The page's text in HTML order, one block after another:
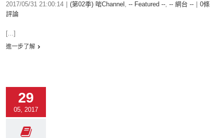
2017/05/31 21:00:14 (第02季) 啱Channel , -- Featured --, -- 網台 --
0條
評論
[...]
進一步了解
29
05, 2017